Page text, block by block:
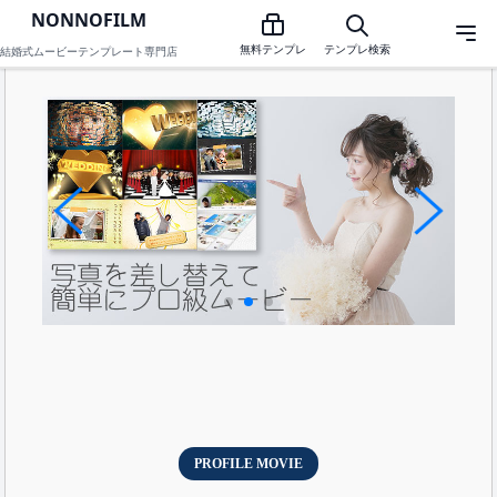
NONNOFILM
結婚式ムービーテンプレート専門店 無料テンプレ テンプレ検索
プロフィールムービーテンプレートのNONNOFILM
PROFILE MOVIE